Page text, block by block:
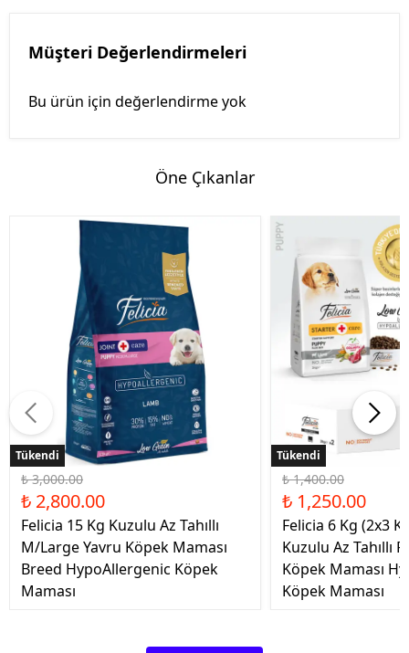
Müşteri Değerlendirmeleri
Bu ürün için değerlendirme yok
Öne Çıkanlar
Tükendi
Tükendi
₺ 3,000.00
₺ 2,800.00
Felicia 15 Kg Kuzulu Az Tahıllı
M/Large Yavru Köpek Maması
Breed HypoAllergenic Köpek
Maması
Tükendi
Tükendi
₺ 1,400.00
₺ 1,250.00
Felicia 6 Kg (2x3
Kuzulu Az Tahıllı
Köpek Maması
Köpek Maması